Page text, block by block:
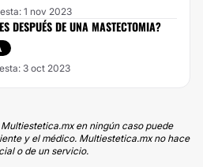
1 nov 2023
DESPUÉS DE UNA MASTECTOMIA?
3 oct 2023
en ningún caso puede
y el médico. Multiestetica.mx no hace
o de un servicio.